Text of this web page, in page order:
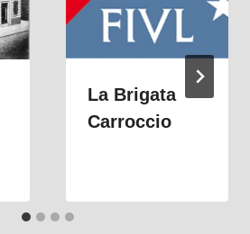
La Brigata
Carroccio